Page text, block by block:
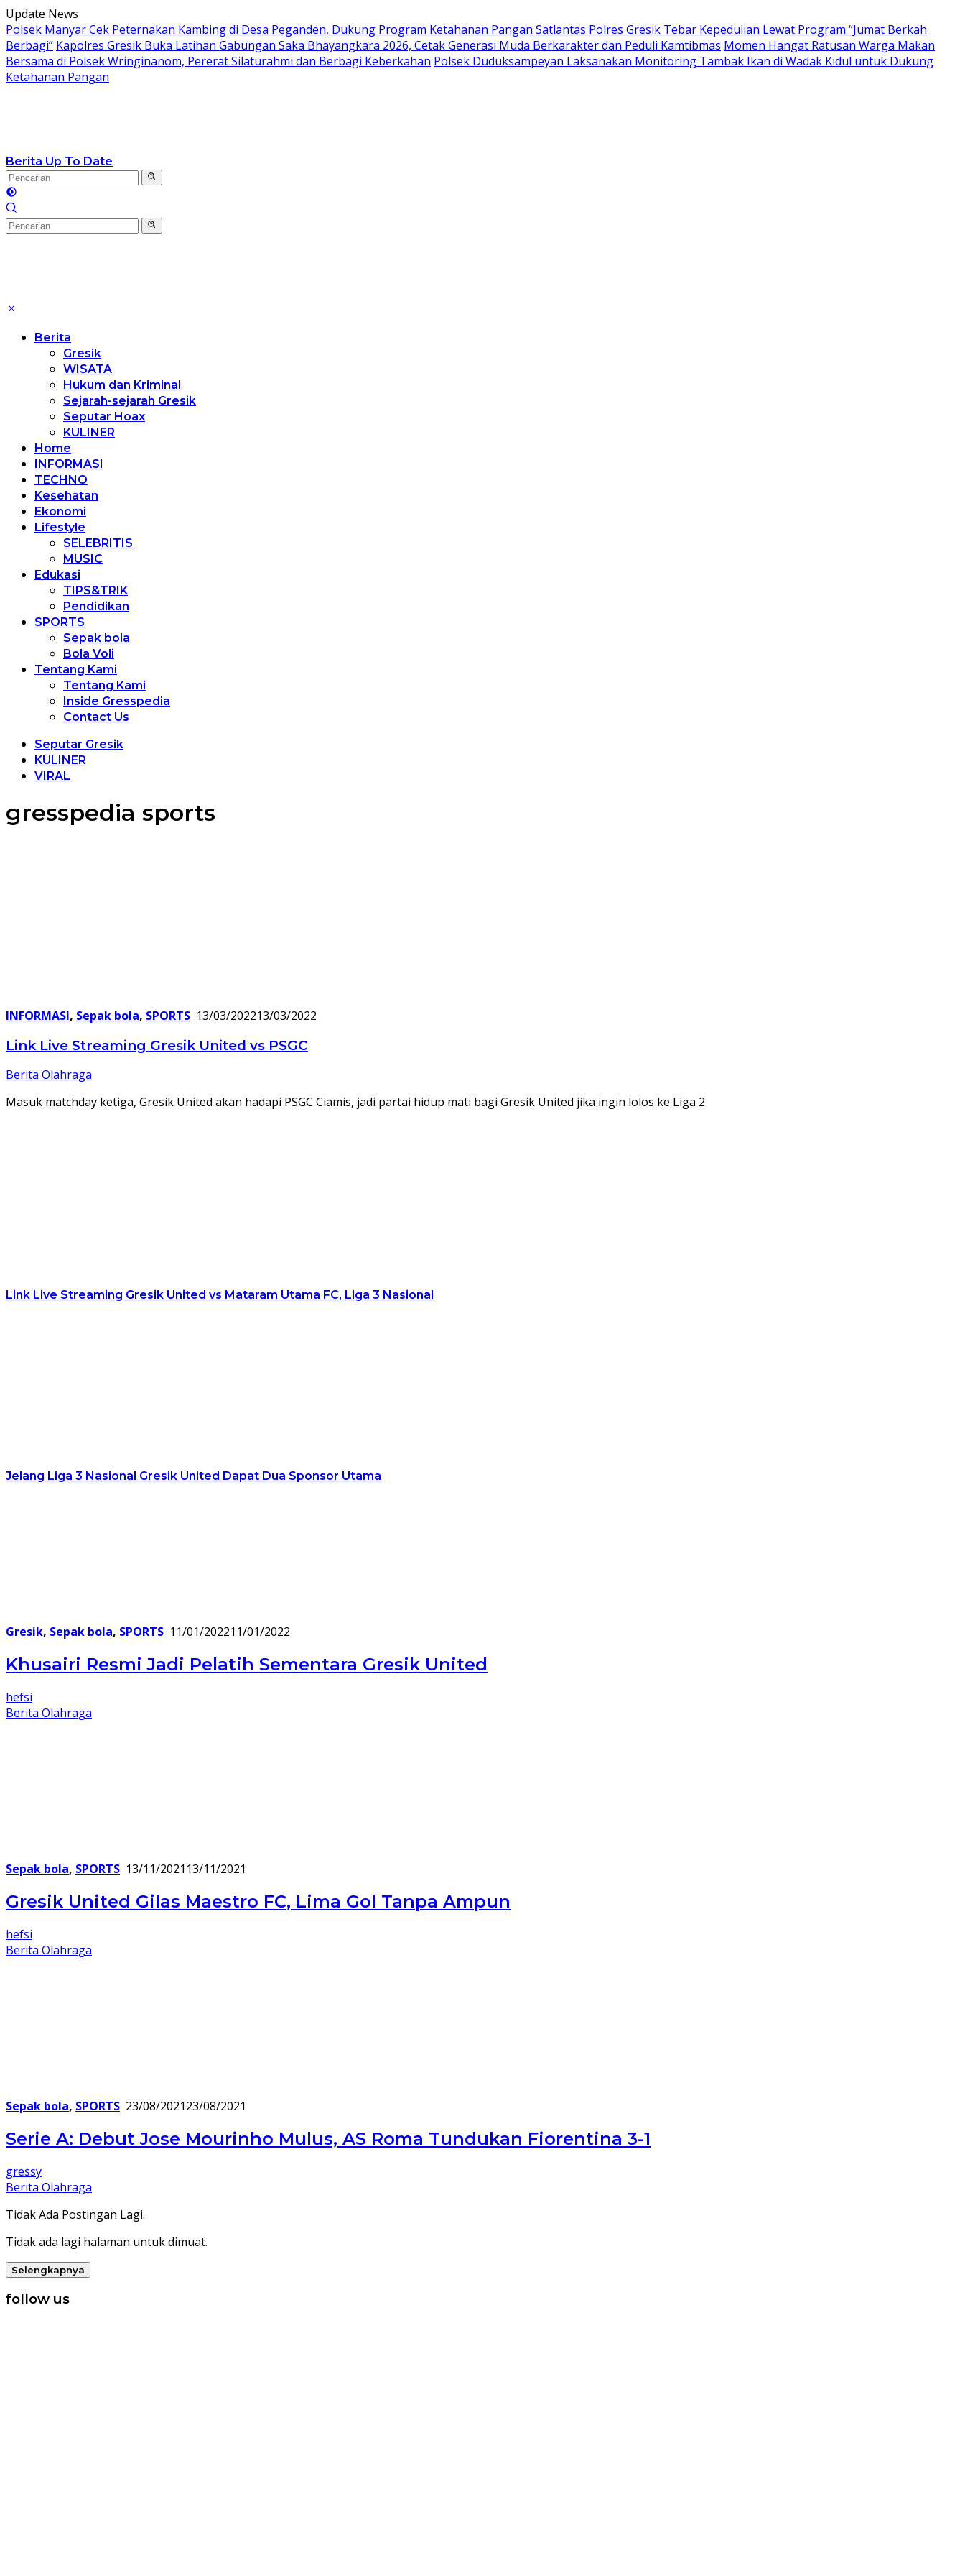
Langsung
ke
konten
Update News
Polsek Manyar Cek Peternakan Kambing di Desa Peganden, Dukung Program Ketahanan Pangan Satlantas Polres Gresik Tebar Kepedulian Lewat Program “Jumat Berkah
Berbagi” Kapolres Gresik Buka Latihan Gabungan Saka Bhayangkara 2026, Cetak Generasi Muda Berkarakter dan Peduli Kamtibmas Momen Hangat Ratusan Warga Makan
Bersama di Polsek Wringinanom, Pererat Silaturahmi dan Berbagi Keberkahan Polsek Duduksampeyan Laksanakan Monitoring Tambak Ikan di Wadak Kidul untuk Dukung
Ketahanan Pangan
Berita Up To Date
Berita
Gresik
WISATA
Hukum dan Kriminal
Sejarah-sejarah Gresik
Seputar Hoax
KULINER
Home
INFORMASI
TECHNO
Kesehatan
Ekonomi
Lifestyle
SELEBRITIS
MUSIC
Edukasi
TIPS&TRIK
Pendidikan
SPORTS
Sepak bola
Bola Voli
Tentang Kami
Tentang Kami
Inside Gresspedia
Contact Us
Seputar Gresik
KULINER
VIRAL
gresspedia sports
INFORMASI, Sepak bola, SPORTS 13/03/202213/03/2022
Link Live Streaming Gresik United vs PSGC
Berita Olahraga
Masuk matchday ketiga, Gresik United akan hadapi PSGC Ciamis, jadi partai hidup mati bagi Gresik United jika ingin lolos ke Liga 2
Link Live Streaming Gresik United vs Mataram Utama FC, Liga 3 Nasional
Jelang Liga 3 Nasional Gresik United Dapat Dua Sponsor Utama
Gresik, Sepak bola, SPORTS 11/01/202211/01/2022
Khusairi Resmi Jadi Pelatih Sementara Gresik United
hefsi
Berita Olahraga
Sepak bola, SPORTS 13/11/2021 13/11/2021
Gresik United Gilas Maestro FC, Lima Gol Tanpa Ampun
hefsi
Berita Olahraga
Sepak bola, SPORTS 23/08/202123/08/2021
Serie A: Debut Jose Mourinho Mulus, AS Roma Tundukan Fiorentina 3-1
gressy
Berita Olahraga
Tidak Ada Postingan Lagi.
Tidak ada lagi halaman untuk dimuat.
Selengkapnya
follow us